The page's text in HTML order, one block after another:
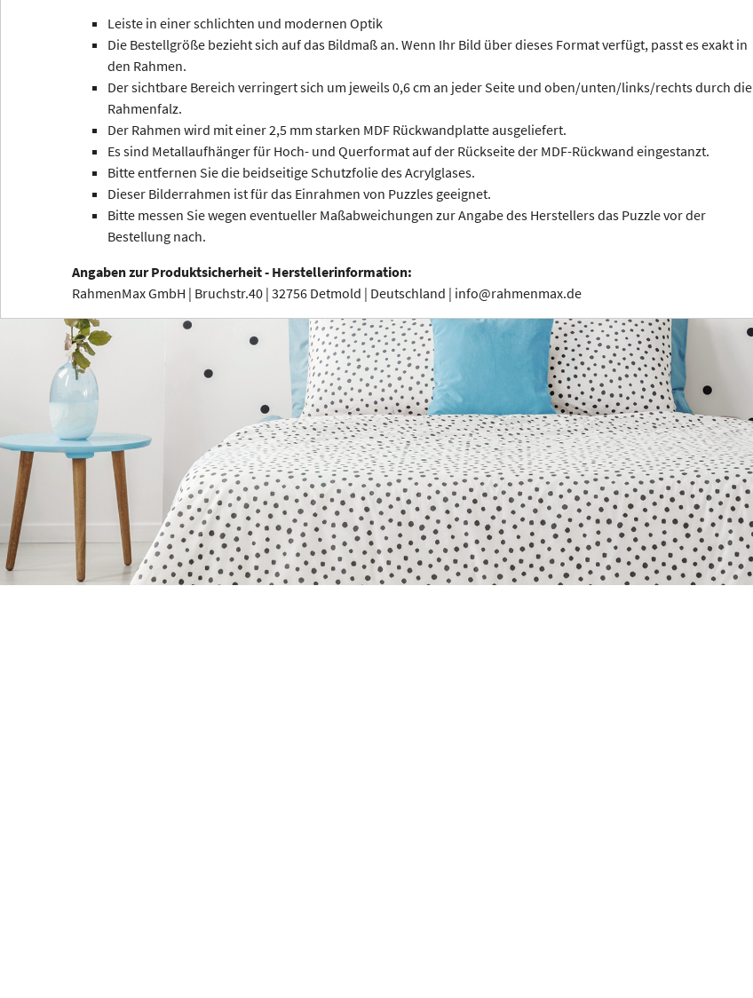
Leiste in einer schlichten und modernen Optik
Die Bestellgröße bezieht sich auf das Bildmaß an. Wenn Ihr Bild über dieses Format verfügt, passt es exakt in
den Rahmen.
Der sichtbare Bereich verringert sich um jeweils 0,6 cm an jeder Seite und oben/unten/links/rechts durch die
Rahmenfalz.
Der Rahmen wird mit einer 2,5 mm starken MDF Rückwandplatte ausgeliefert.
Es sind Metallaufhänger für Hoch- und Querformat auf der Rückseite der MDF-Rückwand eingestanzt.
Bitte entfernen Sie die beidseitige Schutzfolie des Acrylglases.
Dieser Bilderrahmen ist für das Einrahmen von Puzzles geeignet.
Bitte messen Sie wegen eventueller Maßabweichungen zur Angabe des Herstellers das Puzzle vor der
Bestellung nach.
Angaben zur Produktsicherheit - Herstellerinformation:
RahmenMax GmbH | Bruchstr.40 | 32756 Detmold | Deutschland | info@rahmenmax.de